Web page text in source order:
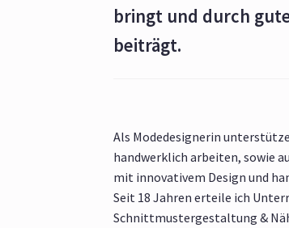
bringt und durch
beiträgt.
Als Modedesignerin
handwerklich arbeiten, sowie
mit innovativem Design und
Seit 18 Jahren erteile ich
Schnittmustergestaltung &